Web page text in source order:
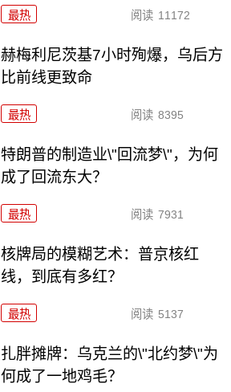
最热 阅读 11172
赫梅利尼茨基7小时殉爆，乌后方
比前线更致命
最热 阅读 8395
特朗普的制造业\"回流梦\"，为何
成了回流东大？
最热 阅读 7931
核牌局的模糊艺术：普京核红
线，到底有多红？
最热 阅读 5137
扎胖摊牌：乌克兰的\"北约梦\"为
何成了一地鸡毛？